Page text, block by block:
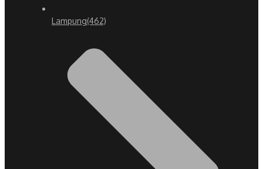
Lampung(462)